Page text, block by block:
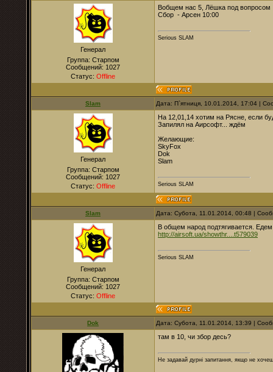
Генерал
Группа: Старпом
Сообщений: 1027
Статус: Offline
Вобщем нас 5, Лёшка под вопросом
Сбор - Арсен 10:00
Serious SLAM
Slam Дата: П`ятниця, 10.01.2014, 17:04 |
Генерал
Группа: Старпом
Сообщений: 1027
Статус: Offline
На 12,01,14 хотим на Рясне, если
Запилял на Аирсофт... ждём
Желающие:
SkyFox
Dok
Slam
Serious SLAM
Slam Дата: Субота, 11.01.2014, 00:48 |
Генерал
Группа: Старпом
Сообщений: 1027
Статус: Offline
В общем народ подтягивается.
http://airsoft.ua/showthr....t579039
Serious SLAM
Dok Дата: Субота, 11.01.2014, 13:39 |
там в 10, чи збор десь?
Не задавай дурні запитання, якщо не